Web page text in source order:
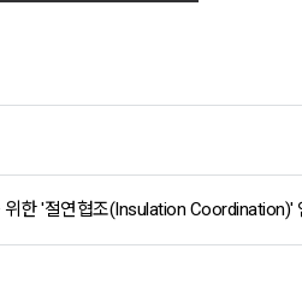
한 '절연협조(Insulation Coordination)'